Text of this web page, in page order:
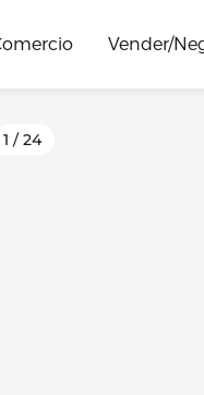
Vender/
1 /24